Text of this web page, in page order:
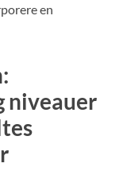
en
niveauer